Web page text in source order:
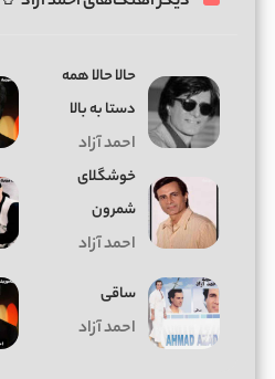
ﺣﺎﻟﺎ ﺣﺎﻟﺎ ﻫﻤﻪ
دﺳﺘﺎ ﺑﻪ ﺑﺎﻟﺎ
احمد آزاد
خوشگلای
شمرون
احمد آزاد
ساقی
احمد آزاد